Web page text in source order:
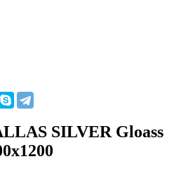
SILVER Gloass